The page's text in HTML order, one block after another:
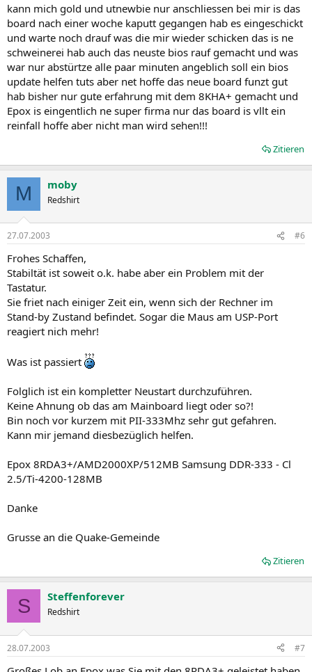
kann mich gold und utnewbie nur anschliessen bei mir is das
board nach einer woche kaputt gegangen hab es eingeschickt
und warte noch drauf was die mir wieder schicken das is ne
schweinerei hab auch das neuste bios rauf gemacht und was
war nur abstürtze alle paar minuten angeblich soll ein bios
update helfen tuts aber net hoffe das neue board funzt gut
hab bisher nur gute erfahrung mit dem 8KHA+ gemacht und
Epox is eingentlich ne super firma nur das board is vllt ein
reinfall hoffe aber nicht man wird sehen!!!
Zitieren
M moby
Redshirt
27.07.2003 #6
Frohes Schaffen,
Stabiltät ist soweit o.k. habe aber ein Problem mit der
Tastatur.
Sie friet nach einiger Zeit ein, wenn sich der Rechner im
Stand-by Zustand befindet. Sogar die Maus am USP-Port
reagiert nich mehr!
Was ist passiert
Folglich ist ein kompletter Neustart durchzuführen.
Keine Ahnung ob das am Mainboard liegt oder so?!
Bin noch vor kurzem mit PII-333Mhz sehr gut gefahren.
Kann mir jemand diesbezüglich helfen.
Epox 8RDA3+/AMD2000XP/512MB Samsung DDR-333 - Cl
2.5/Ti-4200-128MB
Danke
Grusse an die Quake-Gemeinde
Zitieren
S Steffenforever
Redshirt
28.07.2003 #7